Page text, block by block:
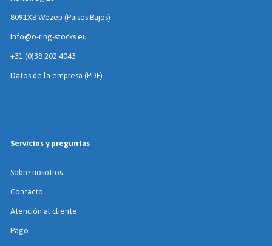
8091XB Wezep (Países Bajos)
info@o-ring-stocks.eu
+31 (0)38 202 4043
Datos de la empresa (PDF)
Servicios y preguntas
Sobre nosotros
Contacto
Atención al cliente
Pago